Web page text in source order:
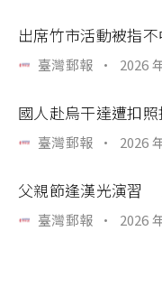
出席竹市活動被指
臺灣郵報 · 2026
國人赴烏干達遭扣
臺灣郵報 · 2026
父親節逢漢光演習
臺灣郵報 · 2026